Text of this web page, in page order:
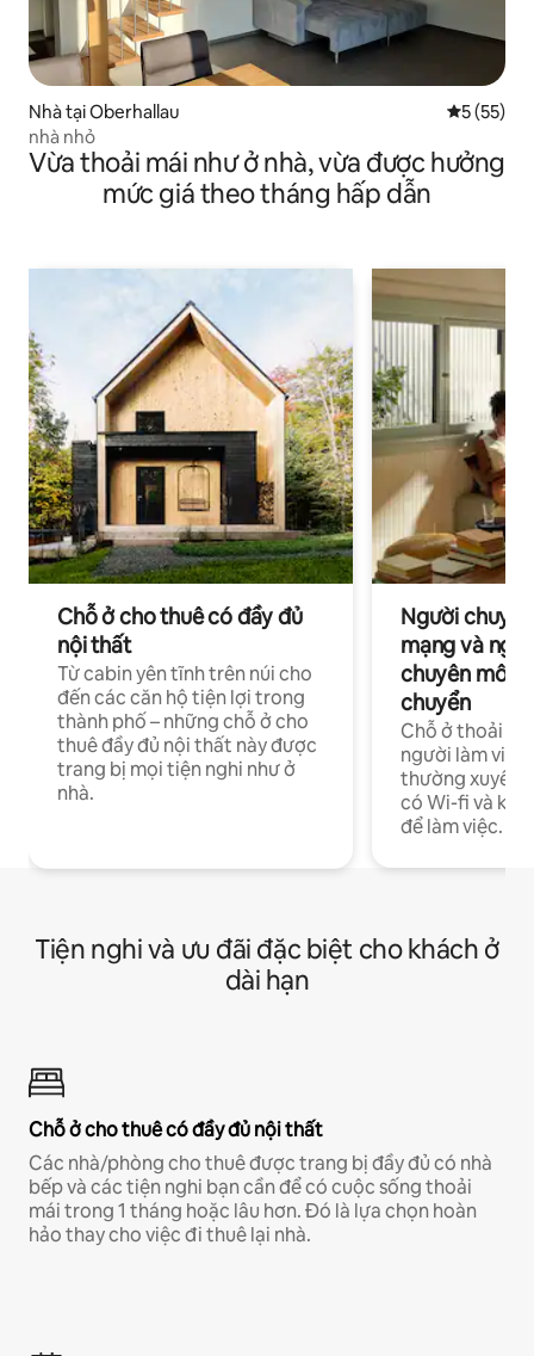
Nhà tại Oberhallau Xếp hạng
5 (55)
nhà nhỏ
Vừa thoải mái như ở nhà, vừa được hưởng
mức giá theo tháng hấp dẫn
Chỗ ở cho thuê có đầy đủ
nội thất
Từ cabin yên tĩnh trên núi cho
đến các căn hộ tiện lợi trong
thành phố – những chỗ ở cho
thuê đầy đủ nội thất này được
trang bị mọi tiện nghi như ở
nhà.
Người
mạng và
chuyên môn
chuyển
Chỗ ở thoải
người làm việc
thường xuyên
có Wi-fi và
để làm việc.
Tiện nghi và ưu đãi đặc biệt cho khách ở
dài hạn
Chỗ ở cho thuê có đầy đủ nội thất
Các nhà/phòng cho thuê được trang bị đầy đủ có nhà
bếp và các tiện nghi bạn cần để có cuộc sống thoải
mái trong 1 tháng hoặc lâu hơn. Đó là lựa chọn hoàn
hảo thay cho việc đi thuê lại nhà.